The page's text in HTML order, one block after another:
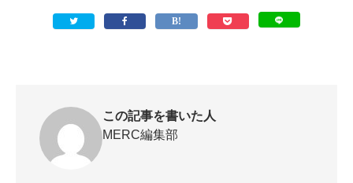
この記事を書いた人
MERC編集部